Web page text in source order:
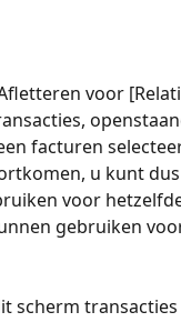
voor
facturen
u kunt
voor
gebruiken
scherm